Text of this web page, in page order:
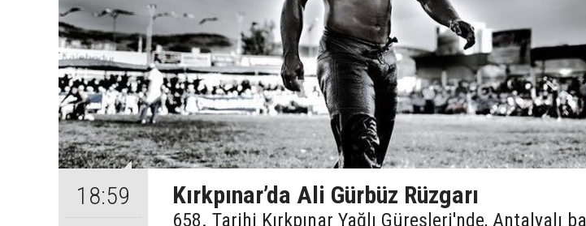
18:59 Kırkpınar’da Ali Gürbüz Rüzgarı
658. Tarihi Kırkpınar Yağlı Güreşleri'nde, Antalyalı